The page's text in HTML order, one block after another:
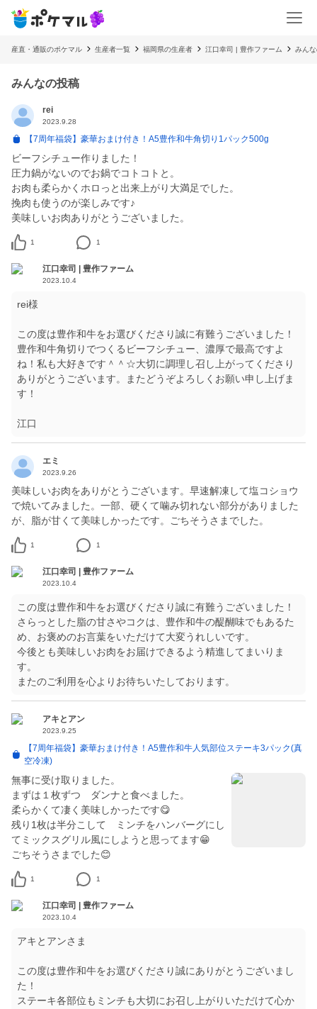
産直・通販のポケマル 生産者一覧 福岡県の生産者 江口幸司 | 豊作ファーム みん
みんなの投稿
rei
2023.9.28
【7周年福袋】豪華おまけ付き！A5豊作和牛角切り1パック500g
ビーフシチュー作りました！
圧力鍋がないのでお鍋でコトコトと。
お肉も柔らかくホロっと出来上がり大満足でした。
挽肉も使うのが楽しみです♪
美味しいお肉ありがとうございました。
1 1
江口幸司 | 豊作ファーム
2023.10.4
rei様
この度は豊作和牛をお選びくださり誠に有難うございました！
豊作和牛角切りでつくるビーフシチュー、濃厚で最高ですよ
ね！私も大好きです＾＾☆大切に調理し召し上がってくださり
ありがとうございます。またどうぞよろしくお願い申し上げま
す！
江口
エミ
2023.9.26
美味しいお肉をありがとうございます。早速解凍して塩コショウ
で焼いてみました。一部、硬くて噛み切れない部分がありました
が、脂が甘くて美味しかったです。ごちそうさまでした。
1 1
江口幸司 | 豊作ファーム
2023.10.4
この度は豊作和牛をお選びくださり誠に有難うございました！
さらっとした脂の甘さやコクは、豊作和牛の醍醐味でもあるた
め、お褒めのお言葉をいただけて大変うれしいです。
今後とも美味しいお肉をお届けできるよう精進してまいりま
す。
またのご利用を心よりお待ちいたしております。
アキとアン
2023.9.25
【7周年福袋】豪華おまけ付き！A5豊作和牛人気部位ステーキ3パック(真
空冷凍)
無事に受け取りました。
まずは１枚ずつ ダンナと食べました。
柔らかくて凄く美味しかったです😋
残り1枚は半分こして ミンチをハンバーグにし
てミックスグリル風にしようと思ってます😁
ごちそうさまでした😊
1 1
江口幸司 | 豊作ファーム
2023.10.4
アキとアンさま
この度は豊作和牛をお選びくださり誠にありがとうございまし
た！
ステーキ各部位もミンチも大切にお召し上がりいただけて心か